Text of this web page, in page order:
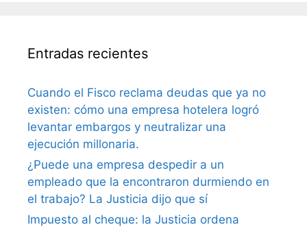
Entradas recientes
Cuando el Fisco reclama deudas que ya no
existen: cómo una empresa hotelera logró
levantar embargos y neutralizar una
ejecución millonaria.
¿Puede una empresa despedir a un
empleado que la encontraron durmiendo en
el trabajo? La Justicia dijo que sí
Impuesto al cheque: la Justicia ordena